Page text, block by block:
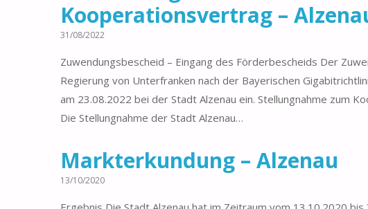
Kooperationsvertrag –
31/08/2022
Zuwendungsbescheid – Eingang des Förderbescheids Der
Regierung von Unterfranken nach der Bayerischen
am 23.08.2022 bei der Stadt Alzenau ein. Stellungnahme zum
Die Stellungnahme der Stadt Alzenau…
Markterkundung – Alzenau
13/10/2020